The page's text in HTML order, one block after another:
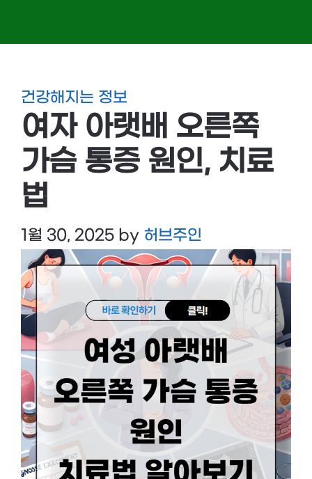
건강해지는 정보
여자 아랫배 오른쪽
가슴 통증 원인, 치료
법
1월 30, 2025 by 허브주인